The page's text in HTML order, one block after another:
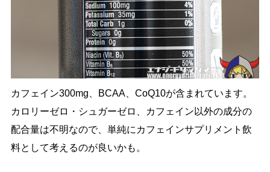
カフェイン300mg、BCAA、CoQ10が含まれています。
カロリーゼロ・シュガーゼロ、カフェイン以外の成分の
配合量は不明なので、単純にカフェインサプリメント飲
料として考えるのが良いかも。